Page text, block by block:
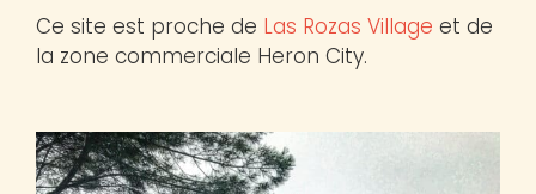
Ce site est proche de Las Rozas Village et de
la zone commerciale Heron City.